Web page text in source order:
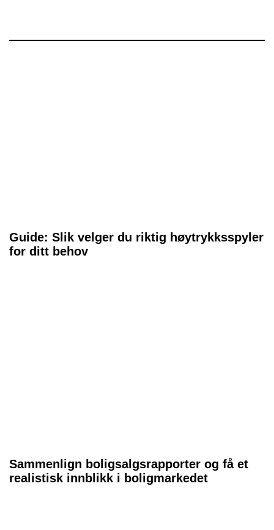
Guide: Slik velger du riktig høytrykksspyler
for ditt behov
Sammenlign boligsalgsrapporter og få et
realistisk innblikk i boligmarkedet